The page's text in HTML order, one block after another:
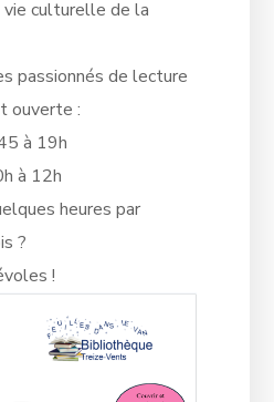
vie culturelle de la
passionnés de lecture
ouverte :
à 19h
à 12h
heures par
?
!